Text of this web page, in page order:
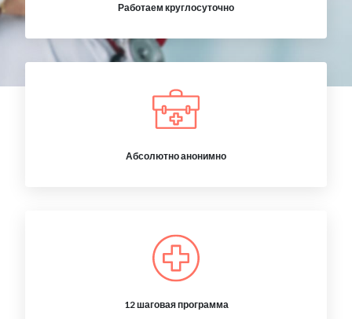
Работаем круглосуточно
Абсолютно анонимно
12 шаговая программа